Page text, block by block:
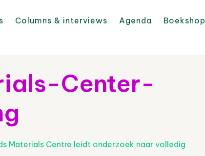
Columns & interviews Agenda Boekshop
Center-
Materials Centre leidt onderzoek naar volledig